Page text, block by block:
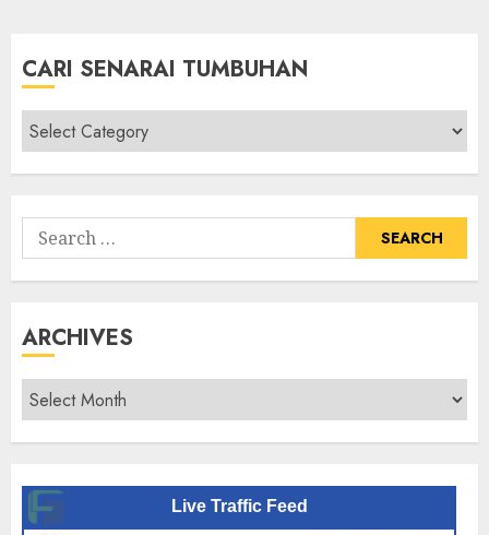
CARI SENARAI TUMBUHAN
Cari
Senarai
Tumbuhan
Search
for:
ARCHIVES
Archives
Live Traffic Feed